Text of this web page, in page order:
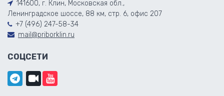
141600, г. Клин, Московская обл.,
Ленинградское шоссе, 88 км, стр. 6, офис 207
+7 (496) 247-58-34
mail@priborklin.ru
СОЦСЕТИ